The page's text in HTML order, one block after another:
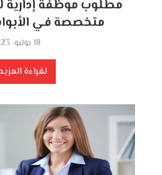
مطلوب موظفة
متخصصة في
18 يوليو، 2023
لقراءة